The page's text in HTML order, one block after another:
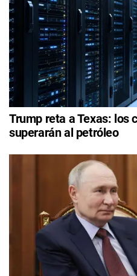
Trump reta a Texas: los
superarán al petróleo